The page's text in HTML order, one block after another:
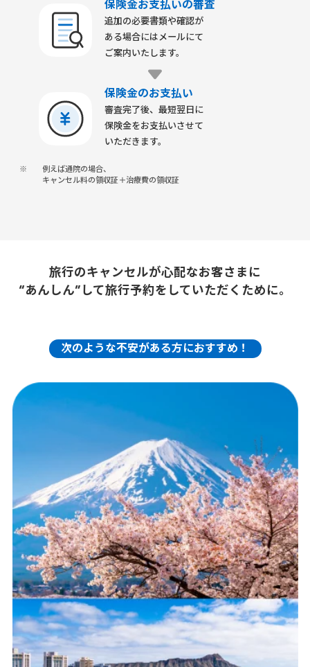
保険金お支払いの審査
追加の必要書類や確認が
ある場合にはメールにて
ご案内いたします。
保険金のお支払い
審査完了後、最短翌日に
保険金をお支払いさせて
いただきます。
※
例えば通院の場合、
キャンセル料の領収証＋治療費の領収証
旅行のキャンセルが心配なお客さまに
“あんしん”して旅行予約をしていただくために。
次のような不安がある方におすすめ！